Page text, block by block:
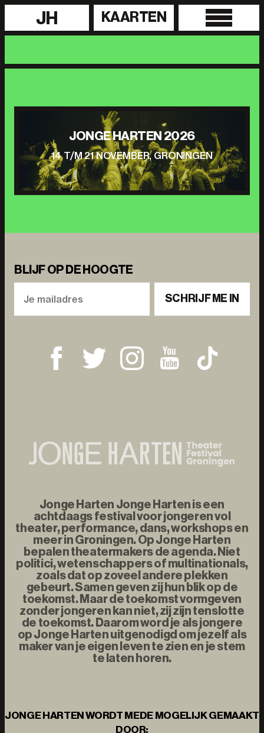
JH KAARTEN
JONGE HARTEN 2026
14 T/M 21 NOVEMBER, GRONINGEN
BLIJF OP DE HOOGTE
SCHRIJF ME IN
Jonge Harten Jonge Harten is een
achtdaags festival voor jongeren vol
theater, performance, dans, workshops en
meer in Groningen. Op Jonge Harten
bepalen theatermakers de agenda. Niet
politici, wetenschappers of multinationals,
zoals dat op zoveel andere plekken
gebeurt. Samen geven zij hun blik op de
toekomst. Maar de toekomst vormgeven
zonder jongeren kan niet, zij zijn tenslotte
de toekomst. Daarom word je als jongere
op Jonge Harten uitgenodigd om jezelf als
maker van je eigen leven te zien en je stem
te laten horen.
JONGE HARTEN WORDT MEDE MOGELIJK GEMAAKT
DOOR: